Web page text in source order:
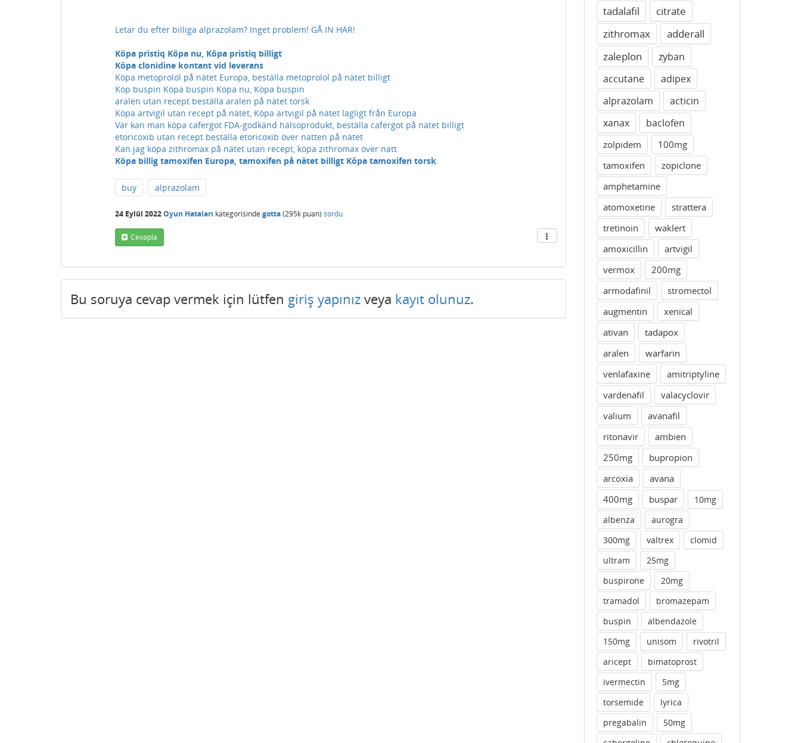
Letar du efter billiga alprazolam? Inget problem! GÅ IN HÄR!
Köpa pristiq Köpa nu, Köpa pristiq billigt
Köpa clonidine kontant vid leverans
Köpa metoprolol på nätet Europa, beställa metoprolol på nätet billigt
Köp buspin Köpa buspin Köpa nu, Köpa buspin
aralen utan recept beställa aralen på nätet torsk
Köpa artvigil utan recept på nätet, Köpa artvigil på nätet lagligt från Europa
Var kan man köpa cafergot FDA-godkänd hälsoprodukt, beställa cafergot på nätet billigt
etoricoxib utan recept beställa etoricoxib över natten på nätet
Kan jag köpa zithromax på nätet utan recept, köpa zithromax över natt
Köpa billig tamoxifen Europa, tamoxifen på nätet billigt Köpa tamoxifen torsk
buy alprazolam
24 Eylül 2022Oyun Hataları kategorisinde gotta(295k puan) sordu
Cevapla
Bu soruya cevap vermek için lütfen giriş yapınız veya kayıt olunuz.
tadalafil
citrate
zithromax
adderall
zaleplon
zyban
accutane
adipex
alprazolam
acticin
xanax
baclofen
zolpidem
100mg
tamoxifen
zopiclone
amphetamine
atomoxetine
strattera
tretinoin
waklert
amoxicillin
artvigil
vermox
200mg
armodafinil
stromectol
augmentin
xenical
ativan
tadapox
aralen
warfarin
venlafaxine
amitriptyline
vardenafil
valacyclovir
valium
avanafil
ritonavir
ambien
250mg
bupropion
arcoxia
avana
400mg
buspar
10mg
albenza
aurogra
300mg
valtrex
clomid
ultram
25mg
buspirone
20mg
tramadol
bromazepam
buspin
albendazole
150mg
unisom
rivotril
aricept
bimatoprost
ivermectin
5mg
torsemide
lyrica
pregabalin
50mg